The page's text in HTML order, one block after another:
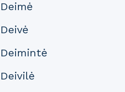
Deimė
Deivė
Deimintė
Deivilė